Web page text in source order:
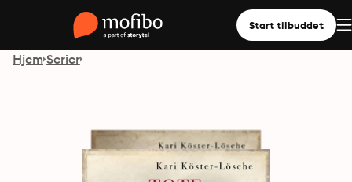
Start tilbuddet
Hjem Serier